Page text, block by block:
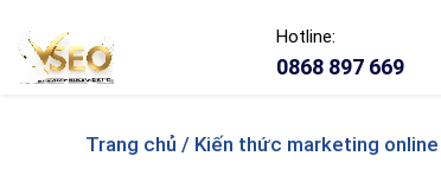
Hotline:
0868 897 669
Trang chủ / Kiến thức marketing online